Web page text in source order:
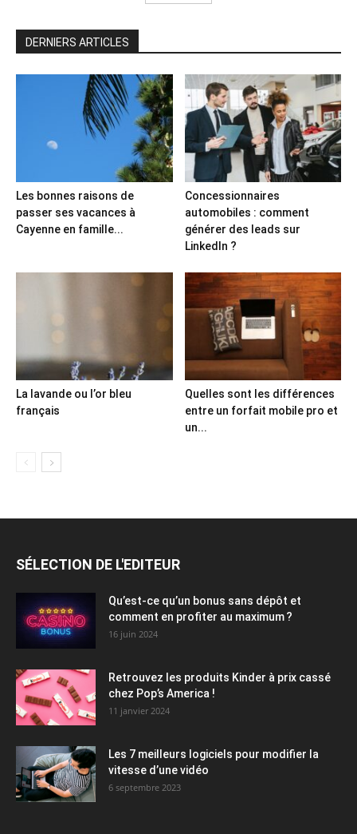
DERNIERS ARTICLES
Les bonnes raisons de
passer ses vacances à
Cayenne en famille...
Concessionnaires
automobiles : comment
générer des leads sur
LinkedIn ?
La lavande ou l’or bleu
français
Quelles sont les différences
entre un forfait mobile pro et
un...
SÉLECTION DE L'EDITEUR
Qu’est-ce qu’un bonus sans dépôt et
comment en profiter au maximum ?
16 juin 2024
Retrouvez les produits Kinder à prix cassé
chez Pop’s America !
11 janvier 2024
Les 7 meilleurs logiciels pour modifier la
vitesse d’une vidéo
6 septembre 2023